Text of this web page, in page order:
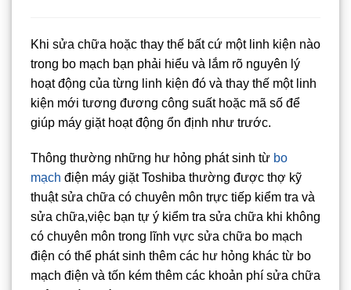
Khi sửa chữa hoặc thay thế bất cứ một linh kiện nào
trong bo mạch bạn phải hiểu và lắm rõ nguyên lý
hoạt động của từng linh kiện đó và thay thế một linh
kiện mới tương đương công suất hoặc mã số để
giúp máy giặt hoạt động ổn định như trước.
Thông thường những hư hỏng phát sinh từ bo
mạch điện máy giặt Toshiba thường được thợ kỹ
thuật sửa chữa có chuyên môn trực tiếp kiểm tra và
sửa chữa,việc bạn tự ý kiểm tra sửa chữa khi không
có chuyên môn trong lĩnh vực sửa chữa bo mạch
điện có thể phát sinh thêm các hư hỏng khác từ bo
mạch điện và tốn kém thêm các khoản phí sửa chữa